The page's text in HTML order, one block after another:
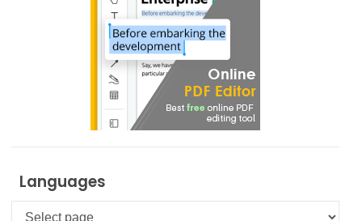
Languages
Languages